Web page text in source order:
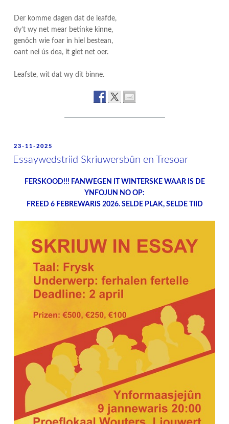
Der komme dagen dat de leafde,
dy’t wy net mear betinke kinne,
genôch wie foar in hiel bestean,
oant nei ús dea, it giet net oer.
Leafste, wit dat wy dit binne.
POSTED
ON
23-11-2025
Essaywedstriid Skriuwersbûn en Tresoar
FERSKOOD!!! FANWEGEN IT WINTERSKE WAAR IS DE
YNFOJUN NO OP:
FREED 6 FEBREWARIS 2026. SELDE PLAK, SELDE TIID